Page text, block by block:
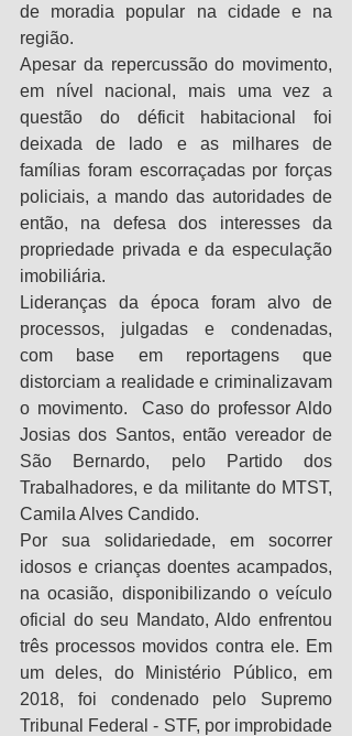
de moradia popular na cidade e na
região.
Apesar da repercussão do movimento,
em nível nacional, mais uma vez a
questão do déficit habitacional foi
deixada de lado e as milhares de
famílias foram escorraçadas por forças
policiais, a mando das autoridades de
então, na defesa dos interesses da
propriedade privada e da especulação
imobiliária.
Lideranças da época foram alvo de
processos, julgadas e condenadas,
com base em reportagens que
distorciam a realidade e criminalizavam
o movimento.  Caso do professor Aldo
Josias dos Santos, então vereador de
São Bernardo, pelo Partido dos
Trabalhadores, e da militante do MTST,
Camila Alves Candido.
Por sua solidariedade, em socorrer
idosos e crianças doentes acampados,
na ocasião, disponibilizando o veículo
oficial do seu Mandato, Aldo enfrentou
três processos movidos contra ele. Em
um deles, do Ministério Público, em
2018, foi condenado pelo Supremo
Tribunal Federal - STF, por improbidade